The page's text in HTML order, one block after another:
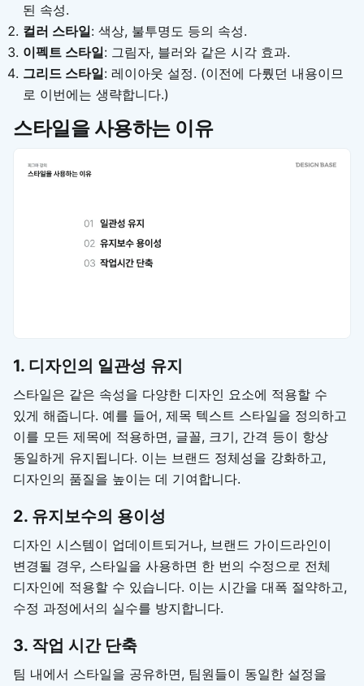
된 속성.
컬러 스타일: 색상, 불투명도 등의 속성.
이펙트 스타일: 그림자, 블러와 같은 시각 효과.
그리드 스타일: 레이아웃 설정. (이전에 다뤘던 내용이므
로 이번에는 생략합니다.)
스타일을 사용하는 이유
1. 디자인의 일관성 유지
스타일은 같은 속성을 다양한 디자인 요소에 적용할 수
있게 해줍니다. 예를 들어, 제목 텍스트 스타일을 정의하고
이를 모든 제목에 적용하면, 글꼴, 크기, 간격 등이 항상
동일하게 유지됩니다. 이는 브랜드 정체성을 강화하고,
디자인의 품질을 높이는 데 기여합니다.
2. 유지보수의 용이성
디자인 시스템이 업데이트되거나, 브랜드 가이드라인이
변경될 경우, 스타일을 사용하면 한 번의 수정으로 전체
디자인에 적용할 수 있습니다. 이는 시간을 대폭 절약하고,
수정 과정에서의 실수를 방지합니다.
3. 작업 시간 단축
팀 내에서 스타일을 공유하면, 팀원들이 동일한 설정을